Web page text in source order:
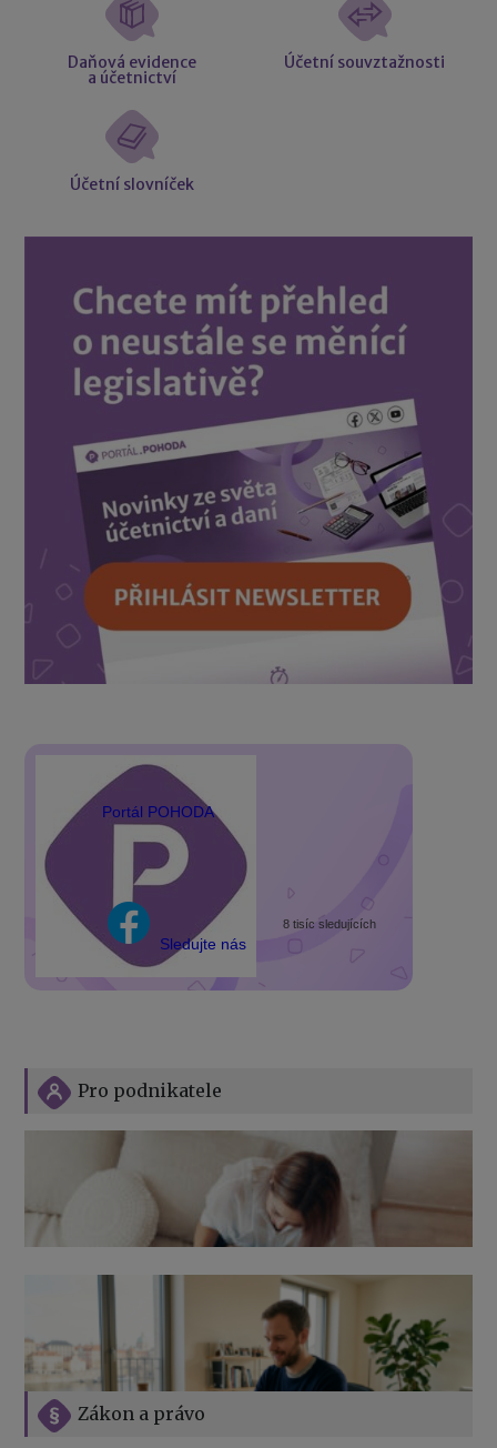
Daňová evidence
a účetnictví
Účetní souvztažnosti
Účetní slovníček
Portál POHODA
Sledujte nás
8 tisíc sledujících
Zákon a právo
Pro podnikatele